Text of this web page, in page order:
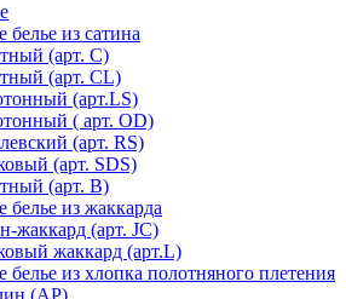
белье из сатина
(арт. С)
(арт. СL)
(арт.LS)
( арт. OD)
(арт. RS)
(арт. SDS)
(арт. В)
белье из жаккарда
жаккард (арт. JC)
жаккард (арт.L)
белье из хлопка полотняного плетения
(AP)